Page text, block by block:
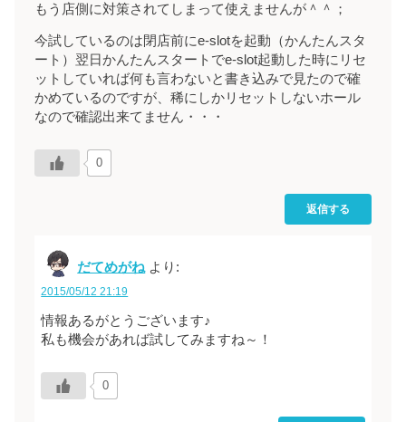
もう店側に対策されてしまって使えませんが＾＾；
今試しているのは閉店前にe-slotを起動（かんたんスタ
ート）翌日かんたんスタートでe-slot起動した時にリセ
ットしていれば何も言わないと書き込みで見たので確
かめているのですが、稀にしかリセットしないホール
なので確認出来てません・・・
0
返信する
だてめがね より:
2015/05/12 21:19
情報あるがとうございます♪
私も機会があれば試してみますね～！
0